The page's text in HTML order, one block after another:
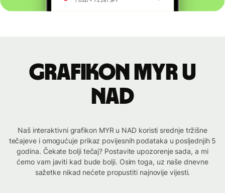
Grafikon MYR u
NAD
Naš interaktivni grafikon MYR u NAD koristi srednje tržišne
tečajeve i omogućuje prikaz povijesnih podataka u posljednjih 5
godina. Čekate bolji tečaj? Postavite upozorenje sada, a mi
ćemo vam javiti kad bude bolji. Osim toga, uz naše dnevne
sažetke nikad nećete propustiti najnovije vijesti.